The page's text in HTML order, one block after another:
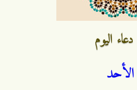
دعاء اليوم